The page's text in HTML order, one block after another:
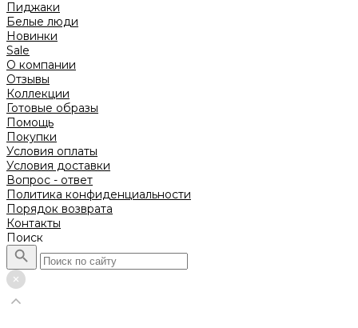
Пиджаки
Белые люди
Новинки
Sale
О компании
Отзывы
Коллекции
Готовые образы
Помощь
Покупки
Условия оплаты
Условия доставки
Вопрос - ответ
Политика конфиденциальности
Порядок возврата
Контакты
Поиск